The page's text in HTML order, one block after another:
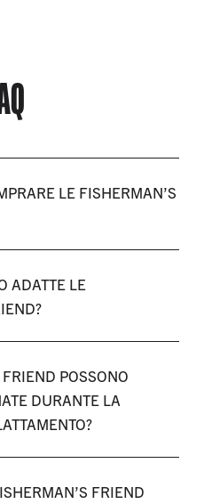
LE FISHERMAN’S
ADATTE LE
POSSONO
DURANTE LA
FRIEND